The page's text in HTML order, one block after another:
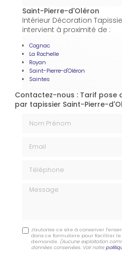
Saint-Pierre-d'Oléron
Intérieur Décoration
intervient à proximité de :
Cognac
La Rochelle
Royan
Saint-Pierre-d'Oléron
Saintes
Contactez-nous : Tarif pose
par tapissier Saint-Pierre-
Message
J'autorise ce site à conserver
dans ce formulaire pour faciliter
demande. (Aucune exploitation
données conservées. Voir notre